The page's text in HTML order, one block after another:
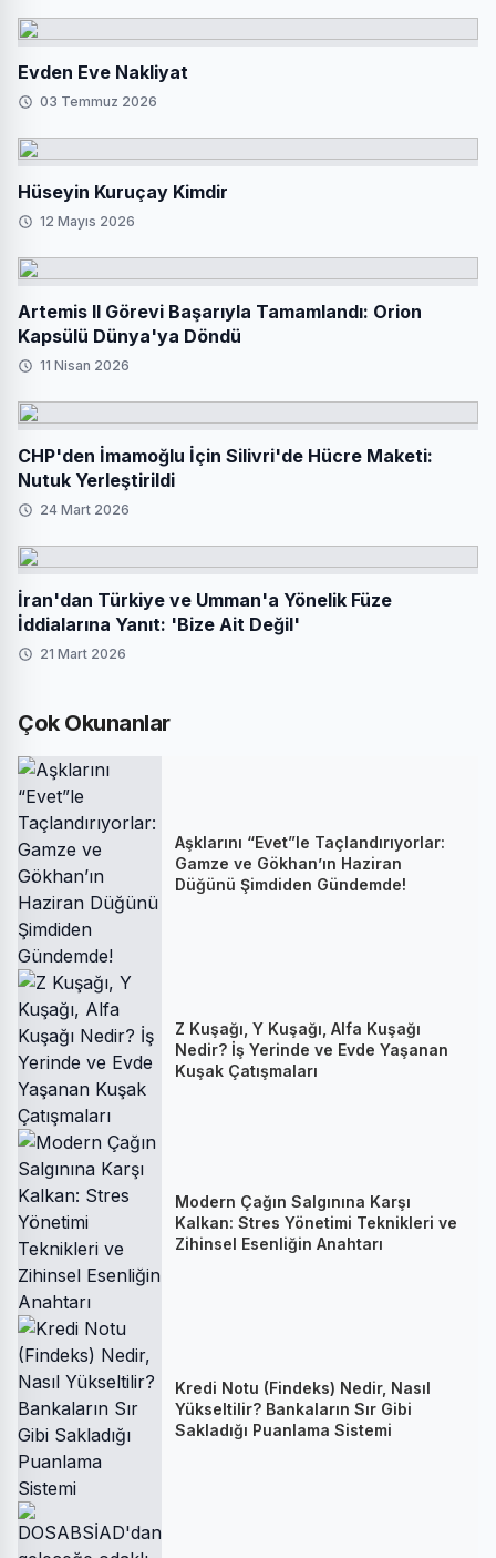
Evden Eve Nakliyat
03 Temmuz 2026
Hüseyin Kuruçay Kimdir
12 Mayıs 2026
Artemis II Görevi Başarıyla Tamamlandı: Orion
Kapsülü Dünya'ya Döndü
11 Nisan 2026
CHP'den İmamoğlu İçin Silivri'de Hücre Maketi:
Nutuk Yerleştirildi
24 Mart 2026
İran'dan Türkiye ve Umman'a Yönelik Füze
İddialarına Yanıt: 'Bize Ait Değil'
21 Mart 2026
Çok Okunanlar
Aşklarını “Evet”le Taçlandırıyorlar:
Gamze ve Gökhan’ın Haziran
Düğünü Şimdiden Gündemde!
Z Kuşağı, Y Kuşağı, Alfa Kuşağı
Nedir? İş Yerinde ve Evde Yaşanan
Kuşak Çatışmaları
Modern Çağın Salgınına Karşı
Kalkan: Stres Yönetimi Teknikleri ve
Zihinsel Esenliğin Anahtarı
Kredi Notu (Findeks) Nedir, Nasıl
Yükseltilir? Bankaların Sır Gibi
Sakladığı Puanlama Sistemi